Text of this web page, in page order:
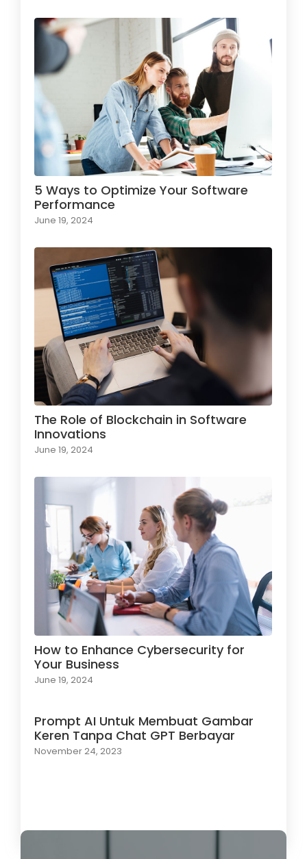
5 Ways to Optimize Your Software
Performance
June 19, 2024
The Role of Blockchain in Software
Innovations
June 19, 2024
How to Enhance Cybersecurity for
Your Business
June 19, 2024
Prompt AI Untuk Membuat Gambar
Keren Tanpa Chat GPT Berbayar
November 24, 2023